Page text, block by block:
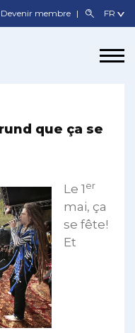
Devenir membre
que ça se
Le 1 er
mai, ça
se fête!
Et